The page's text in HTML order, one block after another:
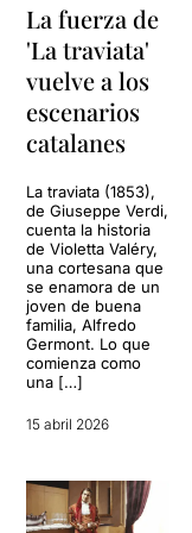
La fuerza de
'La traviata'
vuelve a los
escenarios
catalanes
La traviata (1853),
de Giuseppe Verdi,
cuenta la historia
de Violetta Valéry,
una cortesana que
se enamora de un
joven de buena
familia, Alfredo
Germont. Lo que
comienza como
una […]
15 abril 2026